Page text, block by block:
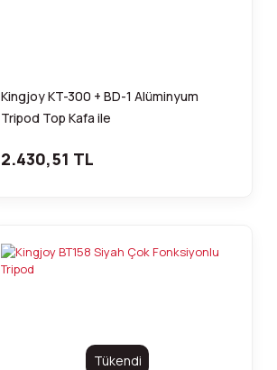
Kingjoy KT-300 + BD-1 Alüminyum
Tripod Top Kafa ile
2.430,51 TL
Tükendi